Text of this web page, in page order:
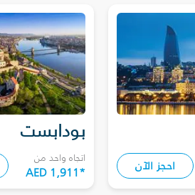
احجز الآن
بودابست
اتجاه واحد من
AED 1,911*